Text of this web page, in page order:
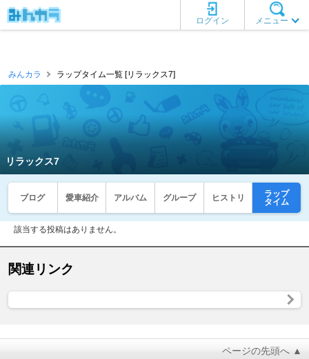
メニュー
ログイン
みんカラ ラップタイム一覧 [リラックス7]
リラックス7
ブログ 愛車紹介 アルバム グループ ヒストリ
ラップ
タイム
該当する投稿はありません。
関連リンク
ページの先頭へ ▲